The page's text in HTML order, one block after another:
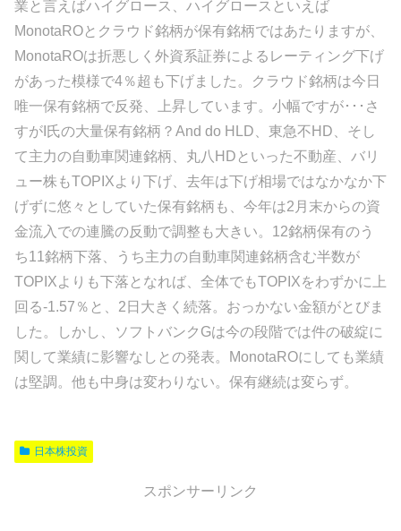
業と言えばハイグロース、ハイグロースといえば
MonotaROとクラウド銘柄が保有銘柄ではあたりますが、
MonotaROは折悪しく外資系証券によるレーティング下げ
があった模様で4％超も下げました。クラウド銘柄は今日
唯一保有銘柄で反発、上昇しています。小幅ですが･･･さ
すがI氏の大量保有銘柄？And do HLD、東急不HD、そし
て主力の自動車関連銘柄、丸八HDといった不動産、バリ
ュー株もTOPIXより下げ、去年は下げ相場ではなかなか下
げずに悠々としていた保有銘柄も、今年は2月末からの資
金流入での連騰の反動で調整も大きい。12銘柄保有のう
ち11銘柄下落、うち主力の自動車関連銘柄含む半数が
TOPIXよりも下落となれば、全体でもTOPIXをわずかに上
回る-1.57％と、2日大きく続落。おっかない金額がとびま
した。しかし、ソフトバンクGは今の段階では件の破綻に
関して業績に影響なしとの発表。MonotaROにしても業績
は堅調。他も中身は変わりない。保有継続は変らず。
日本株投資
スポンサーリンク